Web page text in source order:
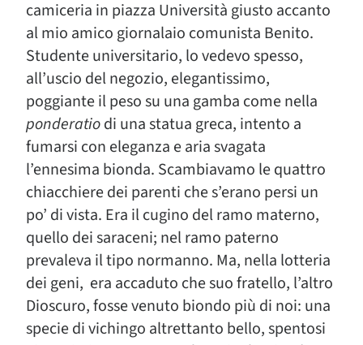
camiceria in piazza Università giusto accanto
al mio amico giornalaio comunista Benito.
Studente universitario, lo vedevo spesso,
all’uscio del negozio, elegantissimo,
poggiante il peso su una gamba come nella
ponderatiodi una statua greca, intento a
fumarsi con eleganza e aria svagata
l’ennesima bionda. Scambiavamo le quattro
chiacchiere dei parenti che s’erano persi un
po’ di vista. Era il cugino del ramo materno,
quello dei saraceni; nel ramo paterno
prevaleva il tipo normanno. Ma, nella lotteria
dei geni, era accaduto che suo fratello, l’altro
Dioscuro, fosse venuto biondo più di noi: una
specie di vichingo altrettanto bello, spentosi